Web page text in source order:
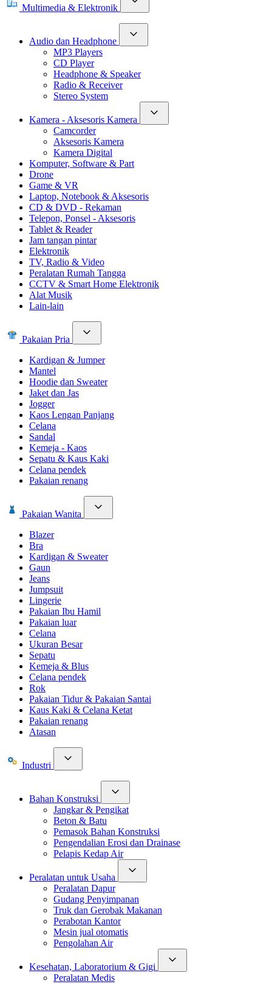
Multimedia & Elektronik
Audio dan Headphone
MP3 Players
CD Player
Headphone & Speaker
Radio & Receiver
Stereo System
Kamera - Aksesoris Kamera
Camcorder
Aksesoris Kamera
Kamera Digital
Komputer, Software & Part
Drone
Game & VR
Laptop, Notebook & Aksesoris
CD & DVD - Rekaman
Telepon, Ponsel - Aksesoris
Tablet & Reader
Jam tangan pintar
Elektronik
TV, Radio & Video
Peralatan Rumah Tangga
CCTV & Smart Home Elektronik
Alat Musik
Lain-lain
Pakaian Pria
Kardigan & Jumper
Mantel
Hoodie dan Sweater
Jaket dan Jas
Jogger
Kaos Lengan Panjang
Celana
Sandal
Kemeja - Kaos
Sepatu & Kaus Kaki
Celana pendek
Pakaian renang
Pakaian Wanita
Blazer
Bra
Kardigan & Sweater
Gaun
Jeans
Jumpsuit
Lingerie
Pakaian Ibu Hamil
Pakaian luar
Celana
Ukuran Besar
Sepatu
Kemeja & Blus
Celana pendek
Rok
Pakaian Tidur & Pakaian Santai
Kaus Kaki & Celana Ketat
Pakaian renang
Atasan
Industri
Bahan Konstruksi
Jangkar & Pengikat
Beton & Batu
Pemasok Bahan Konstruksi
Pengendalian Erosi dan Drainase
Pelapis Kedap Air
Peralatan untuk Usaha
Peralatan Dapur
Gudang Penyimpanan
Truk dan Gerobak Makanan
Perabotan Kantor
Mesin jual otomatis
Pengolahan Air
Kesehatan, Laboratorium & Gigi
Peralatan Medis